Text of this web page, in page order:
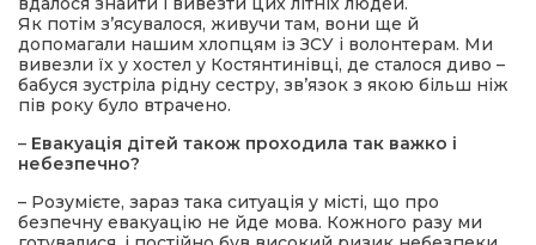
Як потім з’ясувалося, живучи там, вони ще й
допомагали нашим хлопцям із ЗСУ і волонтерам. Ми
вивезли їх у хостел у Костянтинівці, де сталося диво –
бабуся зустріла рідну сестру, зв’язок з якою більш ніж
пів року було втрачено.
– Евакуація дітей також проходила так важко і
небезпечно?
– Розумієте, зараз така ситуація у місті, що про
безпечну евакуацію не йде мова. Кожного разу ми